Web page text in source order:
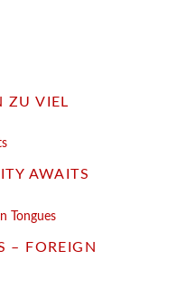
ZU VIEL
AWAITS
– FOREIGN